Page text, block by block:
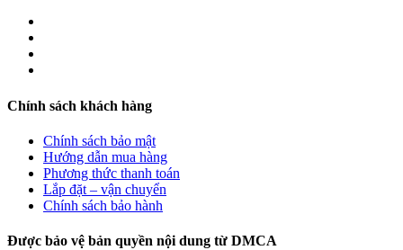
Chính sách khách hàng
Chính sách bảo mật
Hướng dẫn mua hàng
Phương thức thanh toán
Lắp đặt – vận chuyển
Chính sách bảo hành
Được bảo vệ bản quyền nội dung từ DMCA